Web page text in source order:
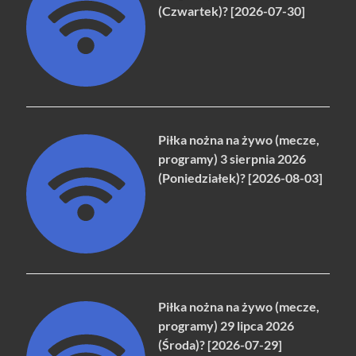
(Czwartek)? [2026-07-30]
Piłka nożna na żywo (mecze,
programy) 3 sierpnia 2026
(Poniedziałek)? [2026-08-03]
Piłka nożna na żywo (mecze,
programy) 29 lipca 2026
(Środa)? [2026-07-29]